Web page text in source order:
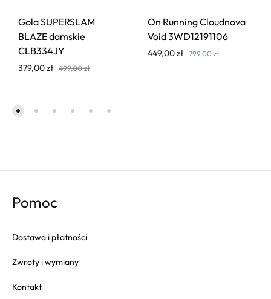
Gola SUPERSLAM
BLAZE damskie
CLB334JY
379,00zł 499,00zł
On Running Cloudnova
Void 3WD12191106
449,00zł 799,00zł
Pomoc
Dostawa i płatności
Zwroty i wymiany
Kontakt